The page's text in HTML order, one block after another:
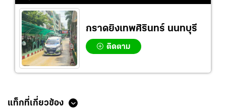
กราดยิงเทพศิรินทร์ นนทบุรี
ติดตาม
แท็กที่เกี่ยวข้อง